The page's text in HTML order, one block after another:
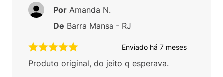
Enviado há 7 meses
Produto original, do jeito q esperava.
Por Amanda N.
De Barra Mansa - RJ